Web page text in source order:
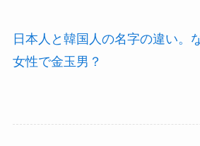
日本人と韓国人の名字の違い。
女性で金玉男？